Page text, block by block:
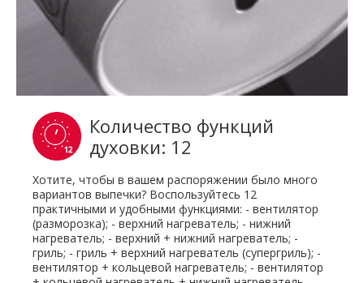
Количество функций
духовки: 12
Хотите, чтобы в вашем распоряжении было много
вариантов выпечки? Воспользуйтесь 12
практичными и удобными функциями: - вентилятор
(разморозка); - верхний нагреватель; - нижний
нагреватель; - верхний + нижний нагреватель; -
гриль; - гриль + верхний нагреватель (супергриль); -
вентилятор + кольцевой нагреватель; - вентилятор